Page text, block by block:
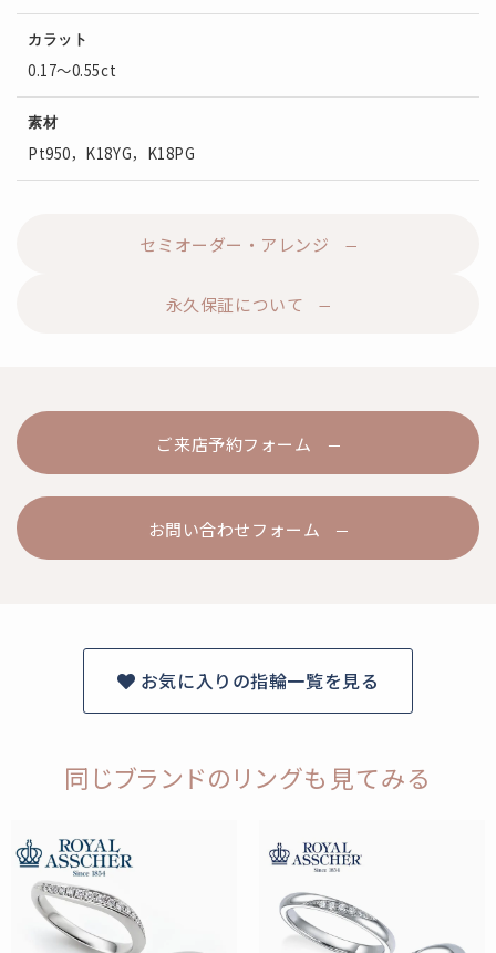
カラット
0.17～0.55ct
素材
Pt950，K18YG，K18PG
セミオーダー・アレンジ
永久保証について
ご来店予約フォーム
お問い合わせフォーム
お気に入りの指輪一覧を見る
同じブランドのリングも見てみる